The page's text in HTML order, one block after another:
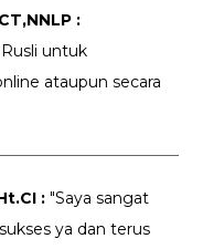
:
untuk
ataupun secara
: "Saya sangat
ya dan terus